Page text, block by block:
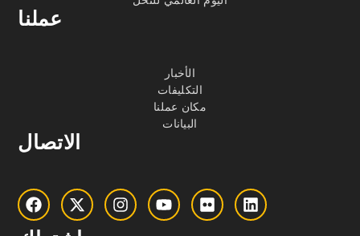
عملنا
الأخبار
التكليفات
مكان عملنا
البيانات
الاتصال